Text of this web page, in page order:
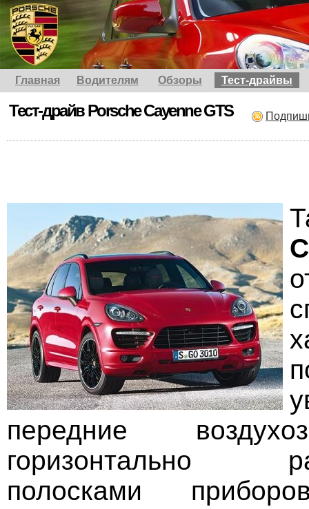
Главная Водителям Обзоры Тест-драйвы
Тест-драйв Porsche Cayenne GTS
передние
горизонтально
полосками